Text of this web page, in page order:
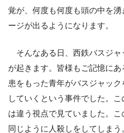
覚が、何度も何度も頭の中を
ージが出るようになります。
そんなある日、西鉄バスジャ
が起きます。皆様もご記憶に
患をもった青年がバスジャッ
していくという事件でした。
は違う視点で見ていました。
同じように人殺しをしてしま